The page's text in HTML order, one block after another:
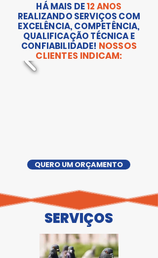
HÁ MAIS DE12 ANOS
REALIZANDO SERVIÇOS COM
EXCELÊNCIA, COMPETÊNCIA,
QUALIFICAÇÃO TÉCNICA E
CONFIABILIDADE! NOSSOS
CLIENTES INDICAM:
QUERO UM ORÇAMENTO
SERVIÇOS